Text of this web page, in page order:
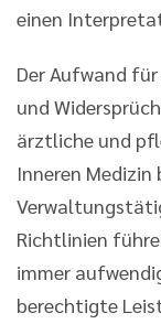
einen
Der Aufwand
und
ärztliche und
Inneren Medizin
Richtlinien
immer
berechtigte